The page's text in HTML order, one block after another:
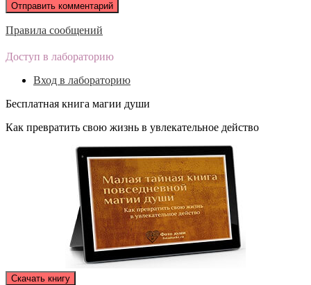
Правила сообщений
Доступ в лабораторию
Вход в лабораторию
Бесплатная книга магии души
Как превратить свою жизнь в увлекательное действо